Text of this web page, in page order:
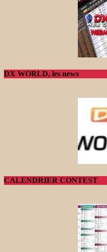
DX WORLD, les news
CALENDRIER CONTEST